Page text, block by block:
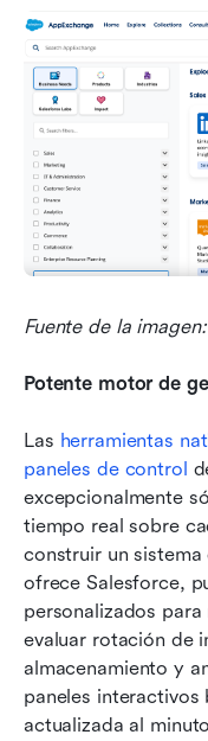
Fuente de la
Potente motor de
Las herramientas
paneles de control
excepcionalmente
tiempo real sobre
construir un
ofrece Salesforce,
personalizados
evaluar rotación de
almacenamiento y
paneles interactivos
actualizada al